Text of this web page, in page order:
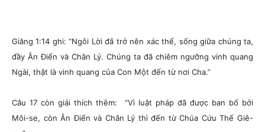
Giăng 1:14 ghi:“Ngôi Lời đã trở nên xác thể, sống giữa chúng ta,
đầy Ân Điển và Chân Lý. Chúng ta đã chiêm ngưỡng vinh quang
Ngài, thật là vinh quang của Con Một đến từ nơi Cha.”
Câu 17 còn giải thích thêm:
“Vì luật pháp đã được ban bố bởi
Môi-se, còn Ân Điển và Chân Lý thì đến từ Chúa Cứu Thế Giê-